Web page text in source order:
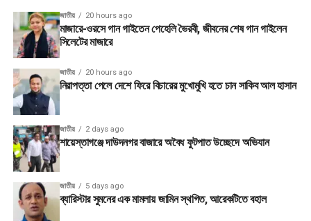
জাতীয় 20 hours ago
মাজারে-ওরসে গান গাইতেন পেহেলি ভৈরবী, জীবনের শেষ গান গাইলেন
সিলেটের মাজারে
জাতীয় 20 hours ago
নিরাপত্তা পেলে দেশে ফিরে বিচারের মুখোমুখি হতে চান সাকিব আল হাসান
জাতীয় 2 days ago
শায়েস্তাগঞ্জে দাউদনগর বাজারে অবৈধ ফুটপাত উচ্ছেদে অভিযান
জাতীয় 5 days ago
ব্যারিস্টার সুমনের এক মামলায় জামিন স্থগিত, আরেকটিতে বহাল